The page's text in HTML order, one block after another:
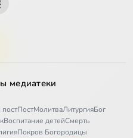
медиатеки
ПостМолитваЛитургияБог
Воспитание детейСмерть
Покров Богородицы